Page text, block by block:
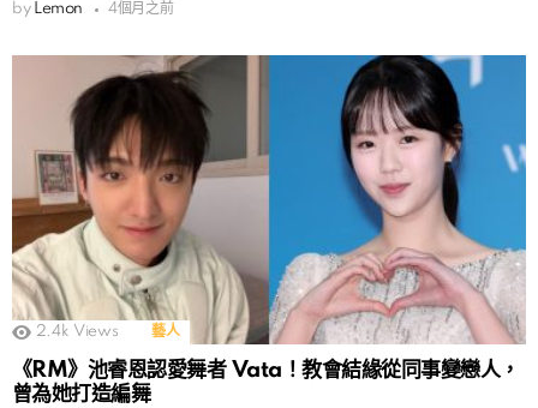
by Lemon 4個月之前
2.4k Views 藝人
《RM》池睿恩認愛舞者 Vata！教會結緣從同事變戀人，
曾為她打造編舞